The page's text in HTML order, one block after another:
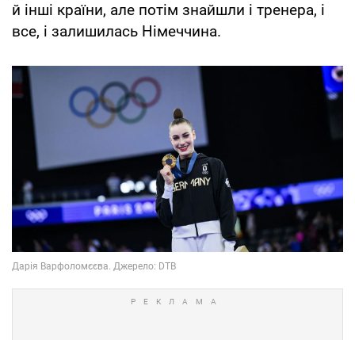
й інші країни, але потім знайшли і тренера, і
все, і залишилась Німеччина.